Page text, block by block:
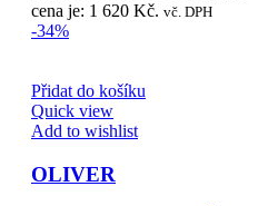
cena je: 1 620 Kč. vč. DPH
-34%
Přidat do košíku
Quick view
Add to wishlist
OLIVER